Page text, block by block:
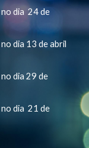
no dia 24 de
no dia 13 de abril
no dia 29 de
no dia 21 de